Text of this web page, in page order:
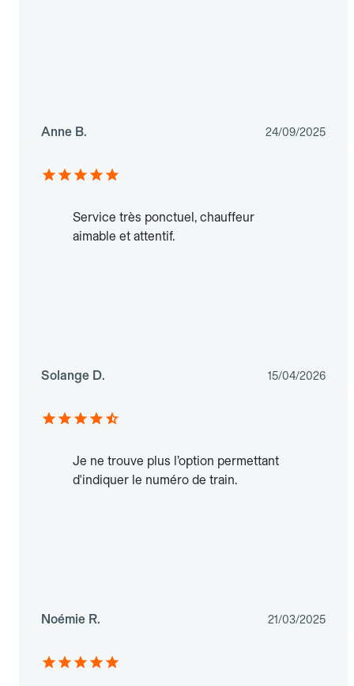
Anne B. 24/09/2025
Service très ponctuel, chauffeur
aimable et attentif.
Solange D. 15/04/2026
Je ne trouve plus l’option permettant
d'indiquer le numéro de train.
Noémie R. 21/03/2025